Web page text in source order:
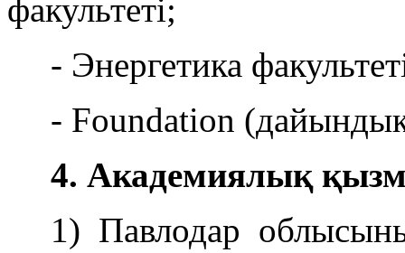
факультеті;
- Энергетика
- Foundation
4. Академиялық
1) Павлодар